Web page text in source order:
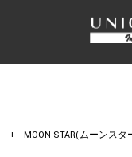
+ MOON STAR(ムーンスタ